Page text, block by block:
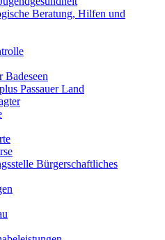
Beratung, Hilfen und
Badeseen
Passauer Land
Bürgerschaftliches